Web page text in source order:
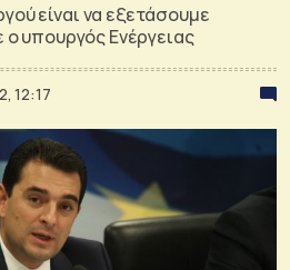
είναι να εξετάσουμε
ο υπουργός Ενέργειας
12:17